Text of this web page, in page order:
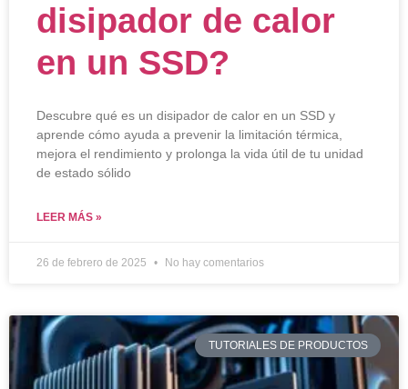
disipador de calor
en un SSD?
Descubre qué es un disipador de calor en un SSD y
aprende cómo ayuda a prevenir la limitación térmica,
mejora el rendimiento y prolonga la vida útil de tu unidad
de estado sólido
LEER MÁS »
26 de febrero de 2025 No hay comentarios
TUTORIALES DE PRODUCTOS